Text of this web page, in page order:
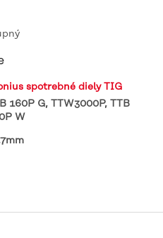
spotrebné diely TIG
160P G, TTW3000P, TTB
W